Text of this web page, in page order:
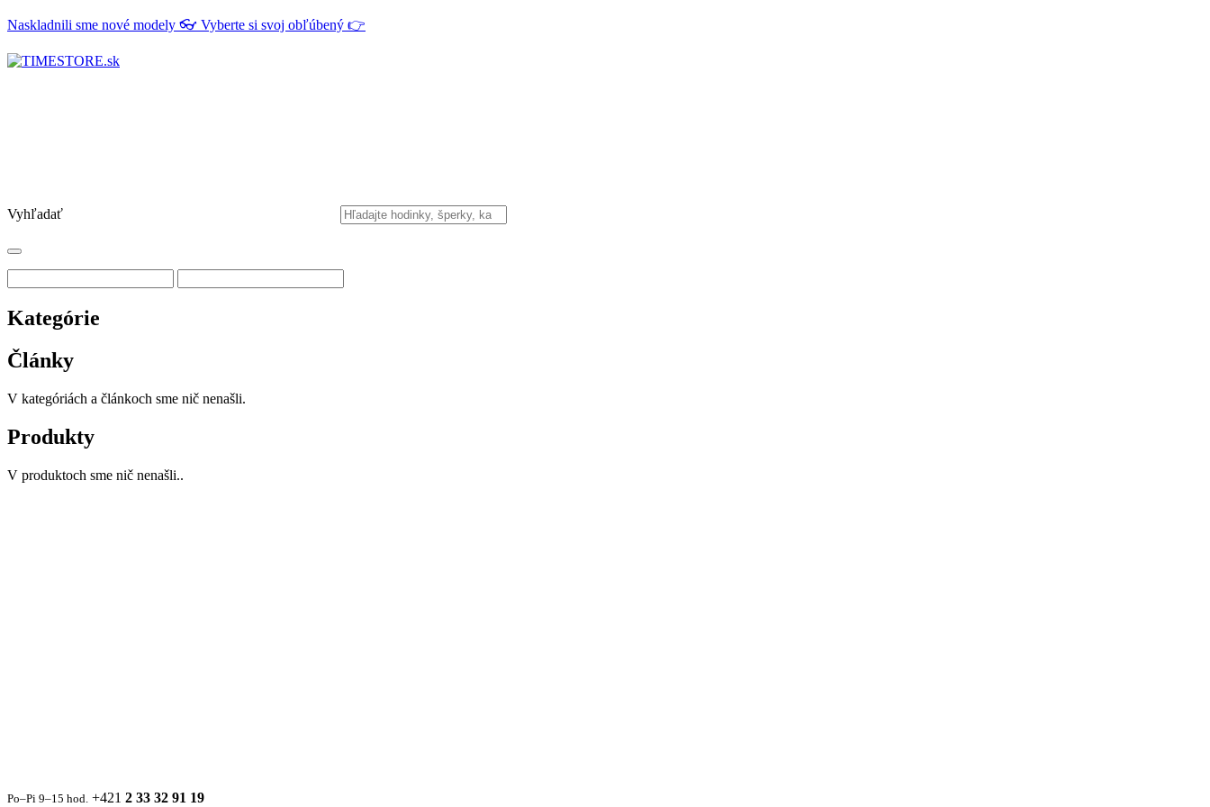
Naskladnili sme nové modely 👓 Vyberte si svoj obľúbený 👉
Vyhľadať
Kategórie
Články
V kategóriách a článkoch sme nič nenašli.
Produkty
V produktoch sme nič nenašli..
Po–Pi 9–15 hod. +421 2 33 32 91 19